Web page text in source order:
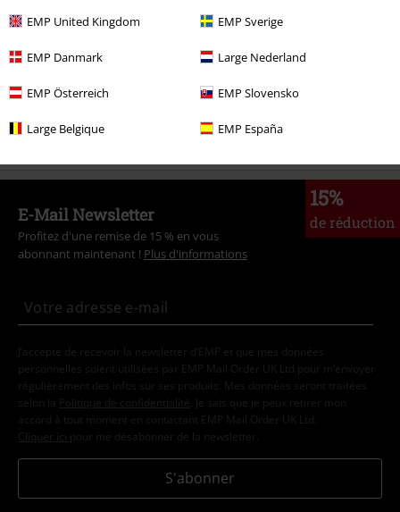
EMP United Kingdom EMP Sverige
EMP Danmark Large Nederland
EMP Österreich EMP Slovensko
Large Belgique EMP España
Vêtements T-Shirts & Tops
Promos % Vêtements T Shirts & Tops
Promos % Femme T-Shirts & Tops Hauts
Thèmes Vêtements noirs
15%
de réduction
E-Mail Newsletter
Profitez d'une remise de 15 % en vous
abonnant maintenant ! Plus d'informations
J’accepte de recevoir la newsletter d’EMP et que mes données
personnelles soient utilisées par EMP Mail Order UK Ltd pour m’envoyer
régulièrement des infos sur ses produits. Mes données seront traitées
selon la
Politique de confidentialité . Je sais que je peux retirer mon
accord à tout moment en contactant EMP Mail Order UK Ltd.
Cliquer ici pour me désabonner de la newsletter.
S'abonner